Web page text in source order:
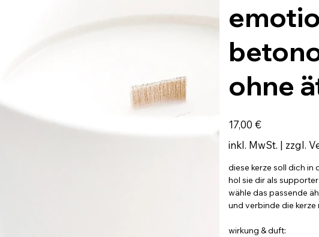
ohne
Preis
17,00 €
inkl. MwSt. | zzgl.
diese kerze soll dich in
hol sie dir als
wähle das passende
und verbinde die
wirkung & duft: